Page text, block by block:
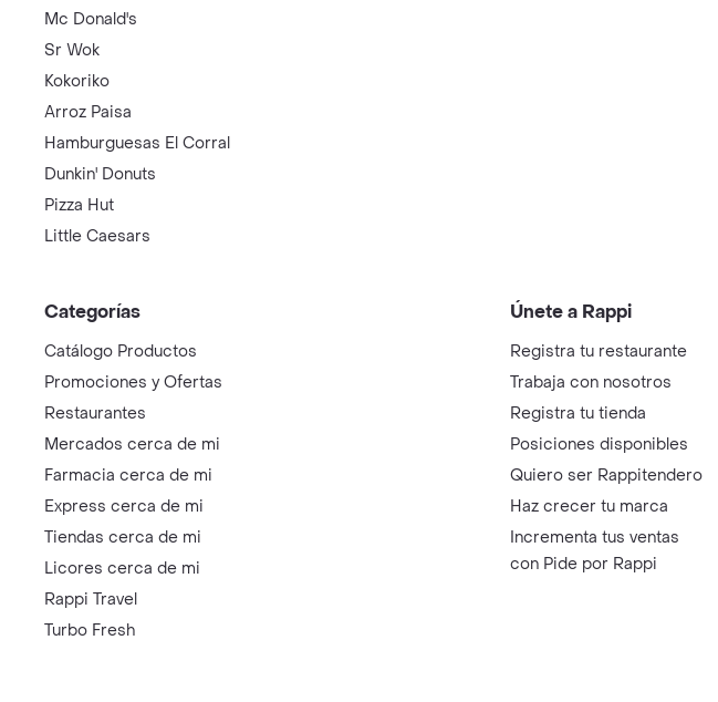
Mc Donald's
Sr Wok
Kokoriko
Arroz Paisa
Hamburguesas El Corral
Dunkin' Donuts
Pizza Hut
Little Caesars
Categorías
Catálogo Productos
Promociones y Ofertas
Restaurantes
Mercados cerca de mi
Farmacia cerca de mi
Express cerca de mi
Tiendas cerca de mi
Licores cerca de mi
Rappi Travel
Turbo Fresh
Únete a Rappi
Registra tu restaurante
Trabaja con nosotros
Registra tu tienda
Posiciones disponibles
Quiero ser Rappitendero
Haz crecer tu marca
Incrementa tus ventas
con Pide por Rappi